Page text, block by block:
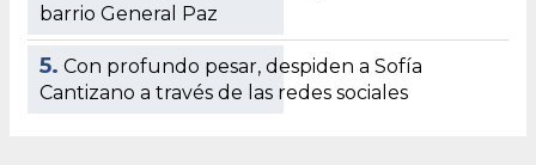
barrio General Paz
5. Con profundo pesar, despiden a Sofía
Cantizano a través de las redes sociales